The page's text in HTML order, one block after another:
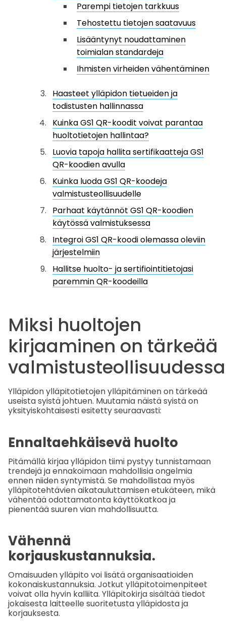
Parempi tietojen tarkkuus
Tehostettu tietojen saatavuus
Lisääntynyt noudattaminen
toimialan standardeja
Ihmisten virheiden vähentäminen
Haasteet ylläpidon tietueiden ja
todistusten hallinnassa
Kuinka GS1 QR-koodit voivat parantaa
huoltotietojen hallintaa?
Luovia tapoja hallita sertifikaatteja GS1
QR-koodien avulla
Kuinka luoda GS1 QR-koodeja
valmistusteollisuudelle
Parhaat käytännöt GS1 QR-koodien
käytössä valmistuksessa
Integroi GS1 QR-koodi olemassa oleviin
järjestelmiin
Hallitse huolto- ja sertifiointitietojasi
paremmin QR-koodeilla
Miksi huoltojen
kirjaaminen on tärkeää
valmistusteollisuudessa
Ylläpidon ylläpitotietojen ylläpitäminen on tärkeää
useista syistä johtuen. Muutamia näistä syistä on
yksityiskohtaisesti esitetty seuraavasti:
Ennaltaehkäisevä huolto
Pitämällä kirjaa ylläpidon tiimi pystyy tunnistamaan
trendejä ja ennakoimaan mahdollisia ongelmia
ennen niiden syntymistä. Se mahdollistaa myös
ylläpitotehtävien aikatauluttamisen etukäteen, mikä
vähentää odottamatonta käyttökatkoa ja
pienentää suuren vian mahdollisuutta.
Vähennä
korjauskustannuksia.
Omaisuuden ylläpito voi lisätä organisaatioiden
kokonaiskustannuksia. Jotkut ylläpitotoimenpiteet
voivat olla hyvin kalliita. Ylläpitokirja sisältää tiedot
jokaisesta laitteelle suoritetusta ylläpidosta ja
korjauksesta.